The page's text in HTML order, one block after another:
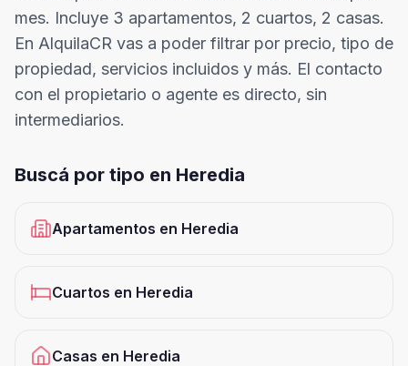
mes. Incluye 3 apartamentos, 2 cuartos, 2 casas.
En AlquilaCR vas a poder filtrar por precio, tipo de
propiedad, servicios incluidos y más. El contacto
con el propietario o agente es directo, sin
intermediarios.
Buscá por tipo en Heredia
Apartamentos en Heredia
Cuartos en Heredia
Casas en Heredia